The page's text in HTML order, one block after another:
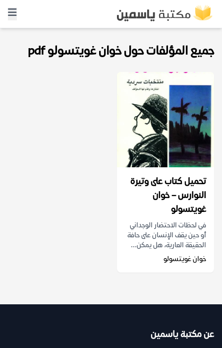
جميع المؤلفات حول خوان غويتسولو pdf
تحميل كتاب على وتيرة
النوارس – خوان
غويتسولو
في لحظات الاحتضار الوجداني
أو حين يقف الإنسان على حافة
الحقيقة العارية، هل يمكن...
خوان غويتسولو
عن مكتبة ياسمين